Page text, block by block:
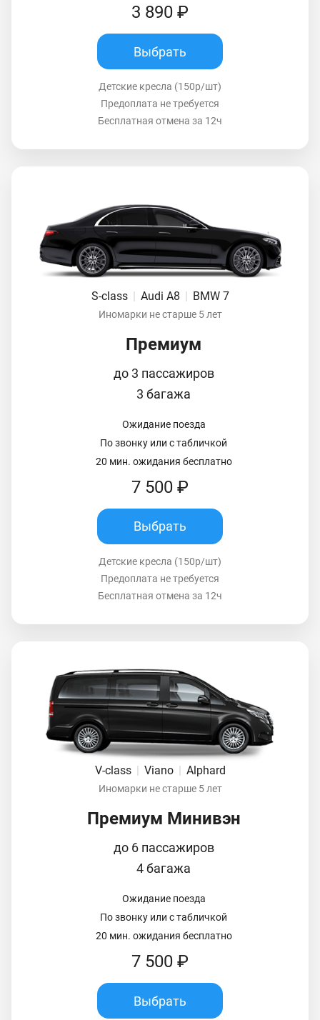
3 890 ₽
Выбрать
Детские кресла (150р/шт)
Предоплата не требуется
Бесплатная отмена за 12ч
S-class | Audi A8 | BMW 7
Иномарки не старше 5 лет
Премиум
до 3 пассажиров
3 багажа
Ожидание поезда
По звонку или с табличкой
20 мин. ожидания бесплатно
7 500 ₽
Выбрать
Детские кресла (150р/шт)
Предоплата не требуется
Бесплатная отмена за 12ч
V-class Viano Alphard
Иномарки не старше 5 лет
Премиум Минивэн
до 6 пассажиров
4 багажа
Ожидание поезда
По звонку или с табличкой
20 мин. ожидания бесплатно
7 500 ₽
Выбрать